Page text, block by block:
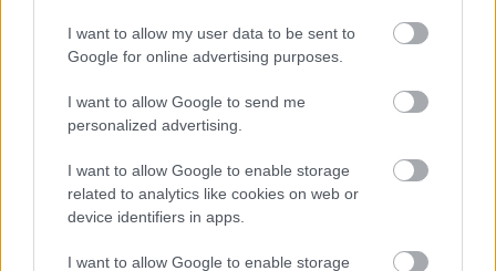
I want to allow my user data to be sent to
Google for online advertising purposes.
I want to allow Google to send me
personalized advertising.
I want to allow Google to enable storage
related to analytics like cookies on web or
device identifiers in apps.
I want to allow Google to enable storage
Adrian Newey csodát tett Aston
Martinnál, most a Hondán a világ
Marquez a Francia Nagydíj sprintversenyén bukott
nagyot, amelyben eltörte a jobb lábfejét, emiatt a